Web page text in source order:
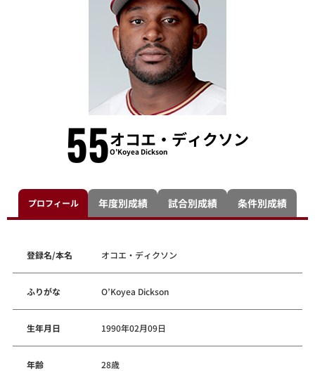
55オコエ・ディクソン
O’Koyea Dickson
プロフィール 年度別成績 試合別成績 条件別成績
登録名/本名 オコエ・ディクソン
ふりがな O’Koyea Dickson
生年月日 1990年02月09日
年齢 28歳